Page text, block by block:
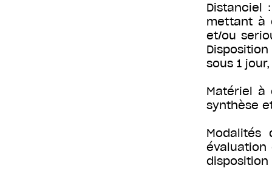
Distanciel
mettant à
et/ou
sous 1
Matériel à
synthèse
Modalités